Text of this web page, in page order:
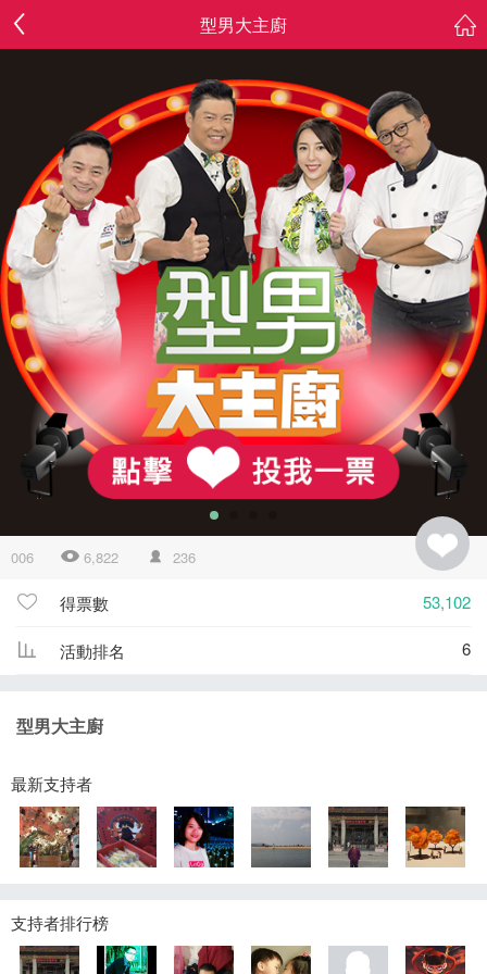
型男大主廚
006 6,822 236
得票數 53,102
活動排名 6
型男大主廚
最新支持者
支持者排行榜